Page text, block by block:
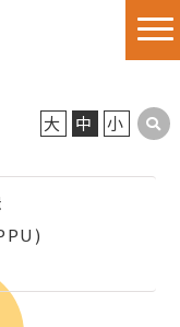
大 中 小